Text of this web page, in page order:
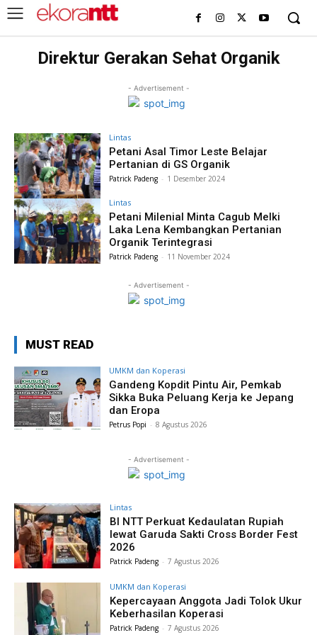
Direktur Gerakan Sehat Organik
- Advertisement -
Lintas
Petani Asal Timor Leste Belajar
Pertanian di GS Organik
Patrick Padeng - 1 Desember 2024
Lintas
Petani Milenial Minta Cagub Melki
Laka Lena Kembangkan Pertanian
Organik Terintegrasi
Patrick Padeng - 11 November 2024
- Advertisement -
MUST READ
UMKM dan Koperasi
Gandeng Kopdit Pintu Air, Pemkab
Sikka Buka Peluang Kerja ke Jepang
dan Eropa
Petrus Popi - 8 Agustus 2026
- Advertisement -
Lintas
BI NTT Perkuat Kedaulatan Rupiah
lewat Garuda Sakti Cross Border Fest
2026
Patrick Padeng - 7 Agustus 2026
UMKM dan Koperasi
Kepercayaan Anggota Jadi Tolok Ukur
Keberhasilan Koperasi
Patrick Padeng - 7 Agustus 2026